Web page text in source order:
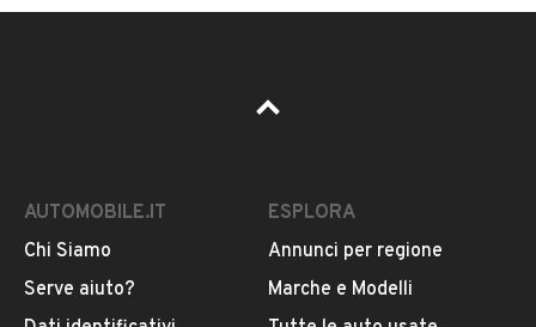
Pubblicità
AUTOMOBILE.IT
Chi Siamo
Serve aiuto?
ESPLORA
Annunci per regione
Marche e Modelli